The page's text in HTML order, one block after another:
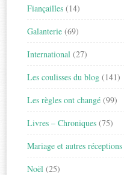
Fiançailles (14)
Galanterie (69)
International (27)
Les coulisses du blog (141)
Les règles ont changé (99)
Livres – Chroniques (75)
Mariage et autres réceptions
Noël (25)